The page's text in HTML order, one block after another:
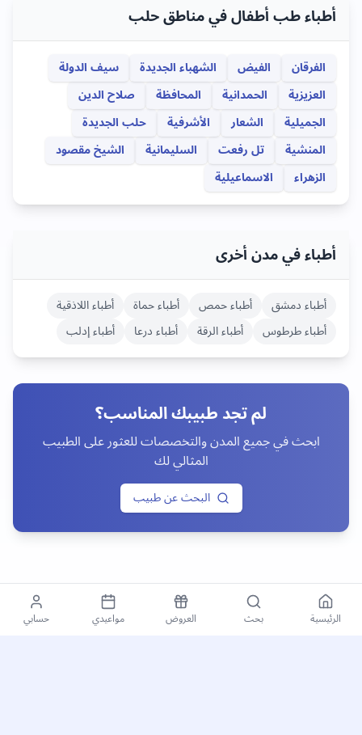
أطباء طب أطفال في مناطق حلب
الفرقان الفيض الشهباء الجديدة
سيف الدولة
العزيزية
الحمدانية المحافظة
صلاح الدين
الجميلية
الشعار الأشرفية
حلب الجديدة
المنشية
تل رفعت السليمانية
الشيخ مقصود
الزهراء
الاسماعيلية
أطباء في مدن أخرى
أطباءدمشق أطباءحمص أطباءحماة أطباءاللاذقية
أطباءطرطوس أطباءالرقة أطباءدرعا أطباءإدلب
لم تجد طبيبك المناسب؟
ابحث في جميع المدن والتخصصات للعثور على الطبيب
المثالي لك
البحث عن طبيب
الرئيسية بحث العروض مواعيدي حسابي